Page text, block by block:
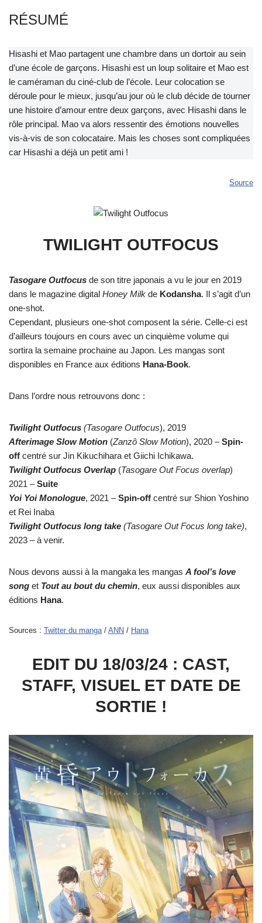
RÉSUMÉ
Hisashi et Mao partagent une chambre dans un dortoir au sein
d’une école de garçons. Hisashi est un loup solitaire et Mao est
le caméraman du ciné-club de l’école. Leur colocation se
déroule pour le mieux, jusqu’au jour où le club décide de tourner
une histoire d’amour entre deux garçons, avec Hisashi dans le
rôle principal. Mao va alors ressentir des émotions nouvelles
vis-à-vis de son colocataire. Mais les choses sont compliquées
car Hisashi a déjà un petit ami !
Source
TWILIGHT OUTFOCUS
Tasogare Outfocus de son titre japonais a vu le jour en 2019
dans le magazine digital Honey Milk de Kodansha. Il s’agit d’un
one-shot.
Cependant, plusieurs one-shot composent la série. Celle-ci est
d’ailleurs toujours en cours avec un cinquième volume qui
sortira la semaine prochaine au Japon. Les mangas sont
disponibles en France aux éditions Hana-Book.
Dans l’ordre nous retrouvons donc :
Twilight Outfocus (Tasogare Outfocus), 2019
Afterimage Slow Motion (Zanzô Slow Motion), 2020 –Spin-
off centré sur Jin Kikuchihara et Giichi Ichikawa.
Twilight Outfocus Overlap (Tasogare Out Focus overlap)
2021 –Suite
Yoi Yoi Monologue, 2021 –Spin-off centré sur Shion Yoshino
et Rei Inaba
Twilight Outfocus long take (Tasogare Out Focus long take),
2023 – à venir.
Nous devons aussi à la mangaka les mangas A fool’s love
song et Tout au bout du chemin, eux aussi disponibles aux
éditions Hana.
Sources : Twitter du manga/ ANN / Hana
EDIT DU 18/03/24 : CAST,
STAFF, VISUEL ET DATE DE
SORTIE !